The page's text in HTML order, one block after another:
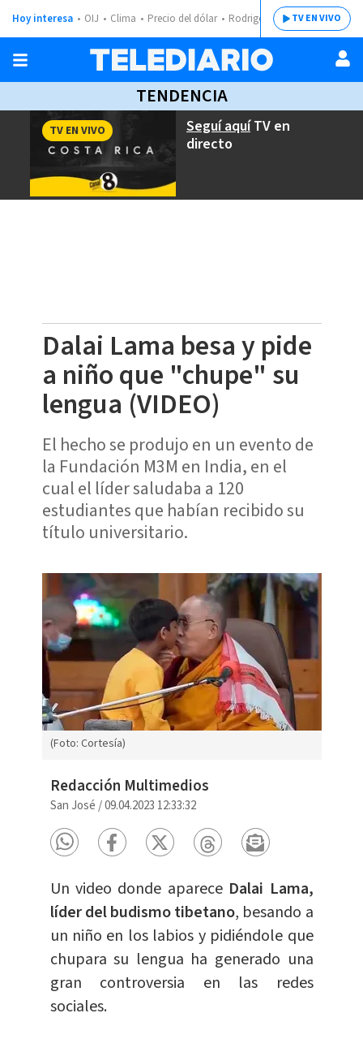
Hoy interesa OIJ Clima Precio del dólar Rodrigo ChavesTV EN VIVO
TENDENCIA
Seguí aquíTV en
directo
TV EN VIVO
Dalai Lama besa y pide
a niño que "chupe" su
lengua (VIDEO)
El hecho se produjo en un evento de
la Fundación M3M en India, en el
cual el líder saludaba a 120
estudiantes que habían recibido su
título universitario.
(Foto: Cortesía)
Redacción Multimedios
San José /09.04.2023 12:33:32
Un video donde aparece Dalai Lama,
líder del budismo tibetano, besando a
un niño en los labios y pidiéndole que
chupara su lengua ha generado una
gran controversia en las redes
sociales.